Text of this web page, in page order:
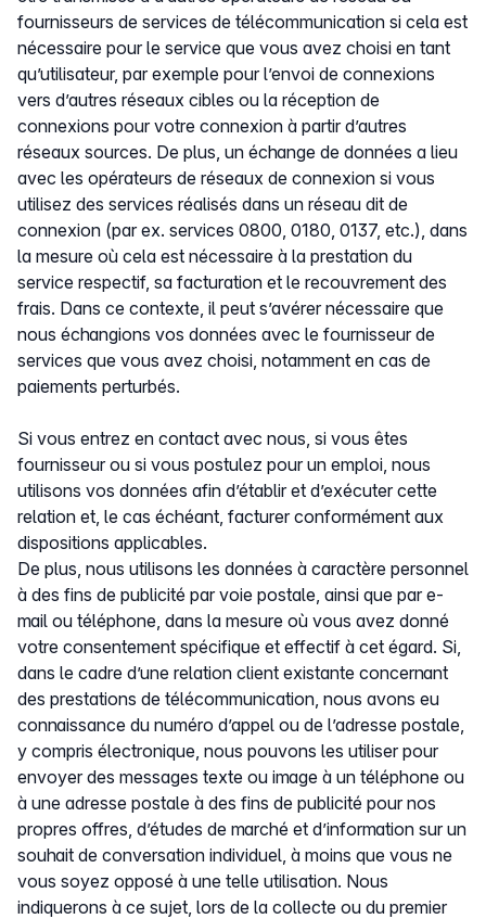
fournisseurs de services de télécommunication si cela est
nécessaire pour le service que vous avez choisi en tant
qu’utilisateur, par exemple pour l’envoi de connexions
vers d’autres réseaux cibles ou la réception de
connexions pour votre connexion à partir d’autres
réseaux sources. De plus, un échange de données a lieu
avec les opérateurs de réseaux de connexion si vous
utilisez des services réalisés dans un réseau dit de
connexion (par ex. services 0800, 0180, 0137, etc.), dans
la mesure où cela est nécessaire à la prestation du
service respectif, sa facturation et le recouvrement des
frais. Dans ce contexte, il peut s’avérer nécessaire que
nous échangions vos données avec le fournisseur de
services que vous avez choisi, notamment en cas de
paiements perturbés.
Si vous entrez en contact avec nous, si vous êtes
fournisseur ou si vous postulez pour un emploi, nous
utilisons vos données afin d’établir et d’exécuter cette
relation et, le cas échéant, facturer conformément aux
dispositions applicables.
De plus, nous utilisons les données à caractère personnel
à des fins de publicité par voie postale, ainsi que par e-
mail ou téléphone, dans la mesure où vous avez donné
votre consentement spécifique et effectif à cet égard. Si,
dans le cadre d’une relation client existante concernant
des prestations de télécommunication, nous avons eu
connaissance du numéro d’appel ou de l’adresse postale,
y compris électronique, nous pouvons les utiliser pour
envoyer des messages texte ou image à un téléphone ou
à une adresse postale à des fins de publicité pour nos
propres offres, d’études de marché et d’information sur un
souhait de conversation individuel, à moins que vous ne
vous soyez opposé à une telle utilisation. Nous
indiquerons à ce sujet, lors de la collecte ou du premier